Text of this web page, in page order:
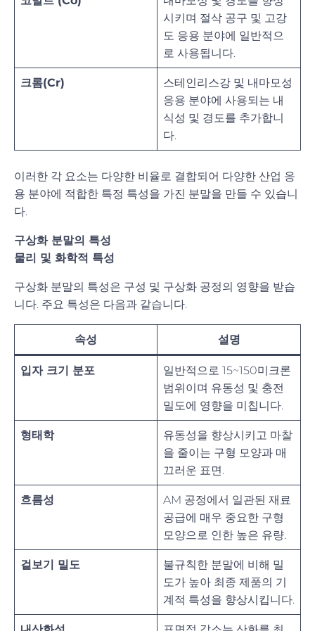
시키며 절삭 공구 및 고강
도 응용 분야에 일반적으
로 사용됩니다.
크롬(Cr)
스테인리스강 및 내마모성
응용 분야에 사용되는 내
식성 및 경도를 추가합니
다.
이러한 각 요소는 다양한 비율로 결합되어 다양한 산업 응
용 분야에 적합한 특정 특성을 가진 분말을 만들 수 있습니
다.
구상화 분말의 특성
물리 및 화학적 특성
구상화 분말의 특성은 구성 및 구상화 공정의 영향을 받습
니다. 주요 특성은 다음과 같습니다.
속성 설명
입자 크기 분포
일반적으로 15~150미크론
범위이며 유동성 및 충전
밀도에 영향을 미칩니다.
형태학
유동성을 향상시키고 마찰
을 줄이는 구형 모양과 매
끄러운 표면.
흐름성
AM 공정에서 일관된 재료
공급에 매우 중요한 구형
모양으로 인한 높은 유량.
겉보기 밀도
불규칙한 분말에 비해 밀
도가 높아 최종 제품의 기
계적 특성을 향상시킵니다.